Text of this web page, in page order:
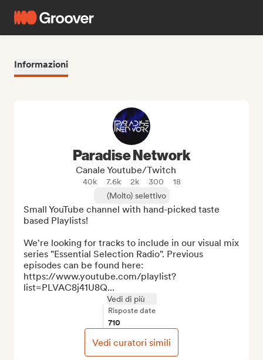
Informazioni
Paradise Network
Canale Youtube/Twitch
40k 7.6k 2k 300
18
(Molto) selettivo
Small YouTube channel with hand-picked taste
based Playlists!
We're looking for tracks to include in our visual mix
series "Essential Selection Radio". Previous
episodes can be found here:
https://www.youtube.com/playlist?
list=PLVAC8j41U8Q...
Vedi di più
Risposte date
710
Vedi curatori simili